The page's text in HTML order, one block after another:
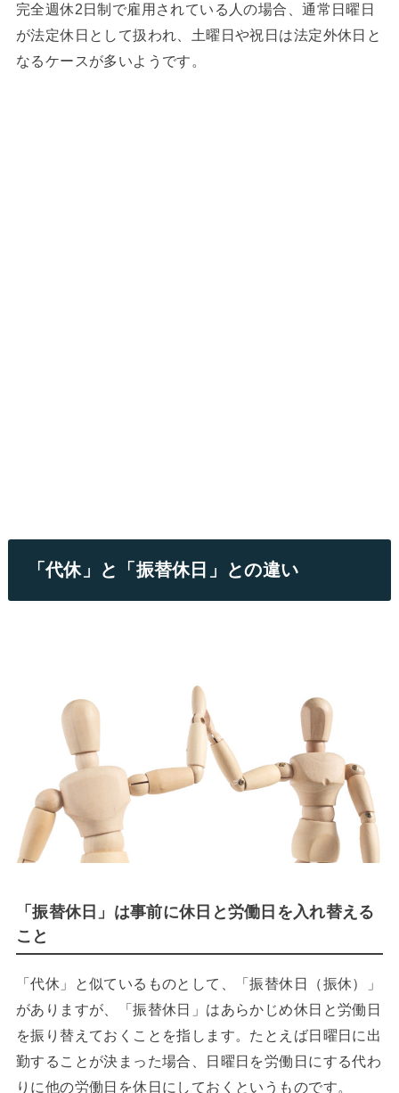
完全週休2日制で雇用されている人の場合、通常日曜日
が法定休日として扱われ、土曜日や祝日は法定外休日と
なるケースが多いようです。
「代休」と「振替休日」との違い
「振替休日」は事前に休日と労働日を入れ替える
こと
「代休」と似ているものとして、「振替休日（振休）」
がありますが、「振替休日」はあらかじめ休日と労働日
を振り替えておくことを指します。たとえば日曜日に出
勤することが決まった場合、日曜日を労働日にする代わ
りに他の労働日を休日にしておくというものです。